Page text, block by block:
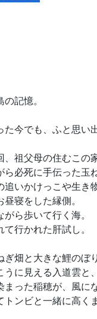
記憶。
今でも、ふと思い
祖父母の住むこの
必死に手伝った玉
いかけっこや生き
寝をした縁側。
ら歩いて行く海。
行かれた肝試し。
畑と大きな鯉のぼり
に見える入道雲と
った稲穂が、風に
ンビと一緒に高く